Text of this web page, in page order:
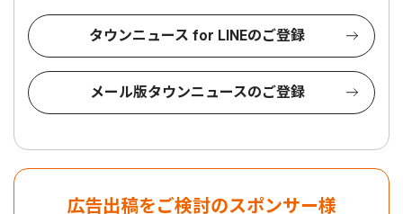
タウンニュース for LINEのご登録
メール版タウンニュースのご登録
広告出稿をご検討のスポンサー様